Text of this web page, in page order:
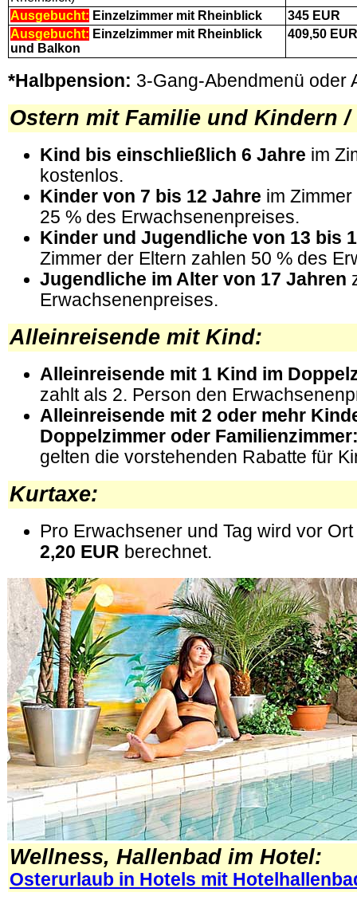
Ausgebucht: Einzelzimmer mit Rheinblick 345 EUR
Ausgebucht: Einzelzimmer mit Rheinblick
und Balkon
409,50 EUR
*Halbpension: 3-Gang-Abendmenü oder
Ostern mit Familie und Kindern
Kind bis einschließlich 6 Jahre im
kostenlos.
Kinder von 7 bis 12 Jahre im
25 % des Erwachsenenpreises.
Kinder und Jugendliche von 13 bis
Zimmer der Eltern zahlen 50 % des
Jugendliche im Alter von 17 Jahren
Erwachsenenpreises.
Alleinreisende mit Kind:
Alleinreisende mit 1 Kind im
zahlt als 2. Person den
Alleinreisende mit 2 oder mehr
Doppelzimmer oder
gelten die vorstehenden Rabatte für
Kurtaxe:
Pro Erwachsener und Tag wird vor
2,20 EUR berechnet.
Wellness, Hallenbad im Hotel:
Osterurlaub in Hotels mit